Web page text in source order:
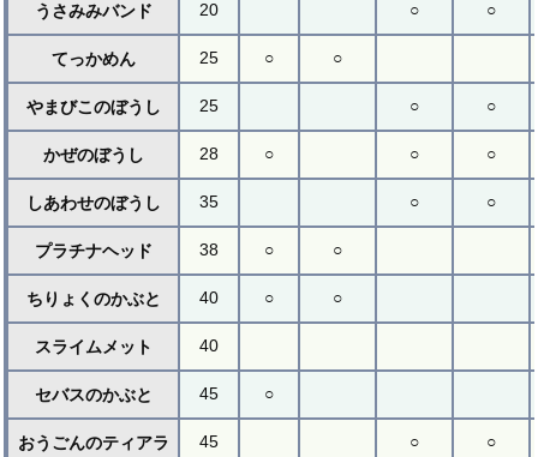
うさみみバンド 20 ○ ○
てっかめん 25 ○ ○
やまびこのぼうし 25 ○ ○
かぜのぼうし 28 ○ ○ ○
しあわせのぼうし 35 ○ ○
プラチナヘッド 38 ○ ○
ちりょくのかぶと 40 ○ ○
スライムメット 40
セバスのかぶと 45 ○
おうごんのティアラ 45 ○ ○